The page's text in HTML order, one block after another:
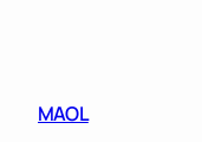
MAOL